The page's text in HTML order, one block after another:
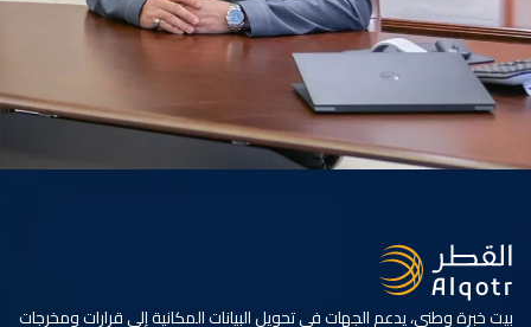
بيت خبرة وطني، يدعم الجهات في تحويل البيانات المكانية إلى قرارات ومخرجات